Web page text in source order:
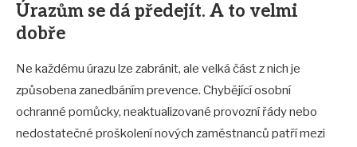
Úrazům se dá předejít. A to velmi
dobře
Ne každému úrazu lze zabránit, ale velká část z nich je
způsobena zanedbáním prevence. Chybějící osobní
ochranné pomůcky, neaktualizované provozní řády nebo
nedostatečné proškolení nových zaměstnanců patří mezi